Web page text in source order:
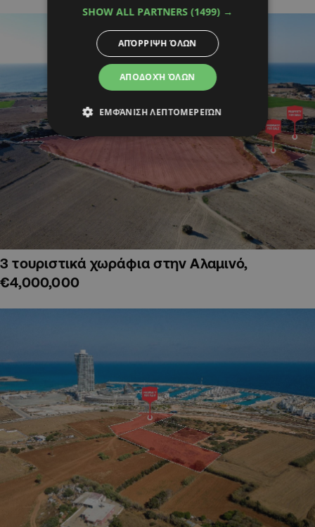
3 τουριστικά χωράφια στην Αλαμινό,
€4,000,000
SHOW ALL PARTNERS (1499) →
ΑΠΟΔΟΧΉ ΌΛΩΝ
ΑΠΌΡΡΙΨΗ ΌΛΩΝ
ΕΜΦΆΝΙΣΗ ΛΕΠΤΟΜΕΡΕΙΏΝ